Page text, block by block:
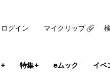
+ 特集+ eムック イベ
ログイン マイクリップ